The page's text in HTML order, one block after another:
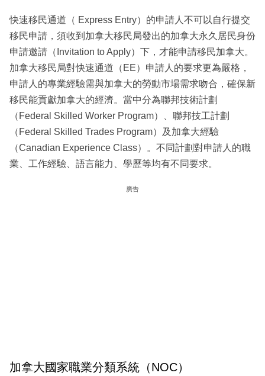
快速移民通道（ Express Entry）的申請人不可以自行提交
移民申請，須收到加拿大移民局發出的加拿大永久居民身份
申請邀請（Invitation to Apply）下，才能申請移民加拿大。
加拿大移民局對快速通道（EE）申請人的要求更為嚴格，
申請人的專業經驗需與加拿大的勞動市場需求吻合，確保新
移民能貢獻加拿大的經濟。當中分為聯邦技術計劃
（Federal Skilled Worker Program）、聯邦技工計劃
（Federal Skilled Trades Program）及加拿大經驗
（Canadian Experience Class）。不同計劃對申請人的職
業、工作經驗、語言能力、學歷等均有不同要求。
廣告
加拿大國家職業分類系統（NOC）